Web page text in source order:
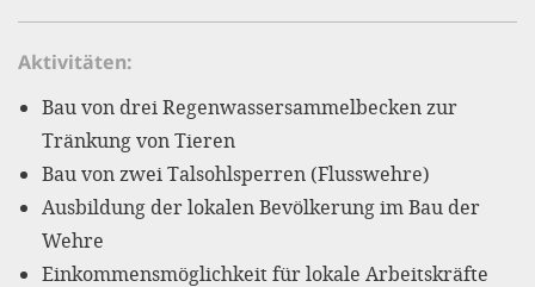
Aktivitäten
Bau von drei Regenwassersammelbecken zur
Tränkung von Tieren
Bau von zwei Talsohlsperren (Flusswehre)
Ausbildung der lokalen Bevölkerung im Bau der
Wehre
Einkommensmöglichkeit für lokale Arbeitskräfte